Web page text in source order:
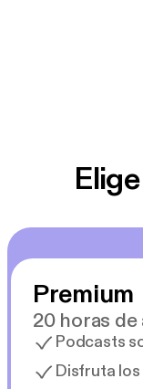
Premium
20 horas
Podcasts
Disfruta